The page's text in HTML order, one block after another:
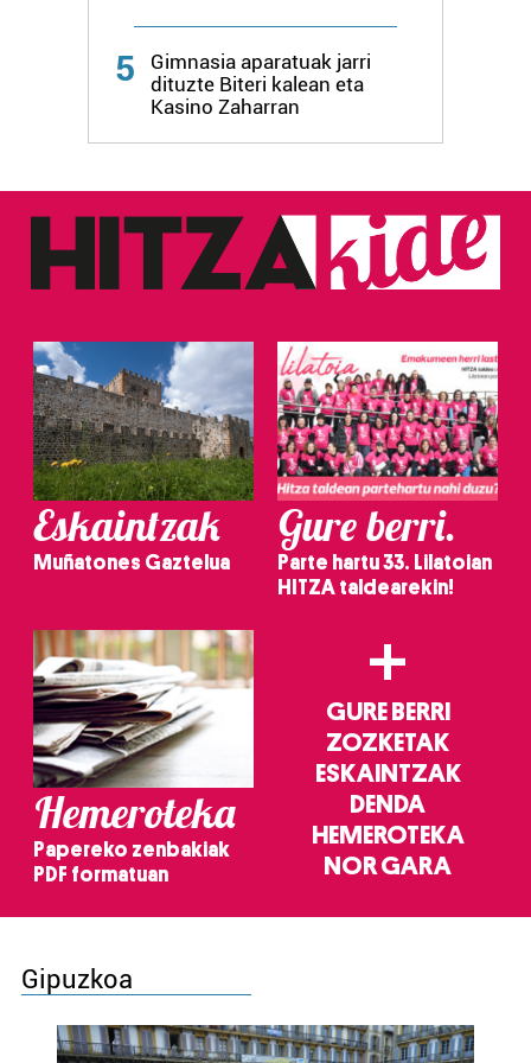
5
Gimnasia aparatuak jarri
dituzte Biteri kalean eta
Kasino Zaharran
Eskaintzak
Muñatones Gaztelua
Gure berri.
Parte hartu 33. Lilatoian
HITZA taldearekin!
Hemeroteka
Papereko zenbakiak
PDF formatuan
+
GURE BERRI
ZOZKETAK
ESKAINTZAK
DENDA
HEMEROTEKA
NOR GARA
Gipuzkoa